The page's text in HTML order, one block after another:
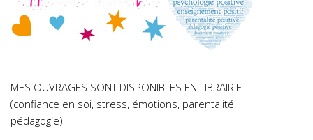
MES OUVRAGES SONT DISPONIBLES EN LIBRAIRIE
(confiance en soi, stress, émotions, parentalité,
pédagogie)